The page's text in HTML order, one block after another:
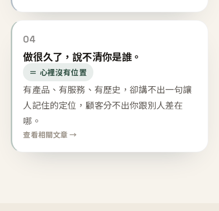
04
做很久了，說不清你是誰。
＝ 心裡沒有位置
有產品、有服務、有歷史，卻講不出一句讓
人記住的定位，顧客分不出你跟別人差在
哪。
查看相關文章 →